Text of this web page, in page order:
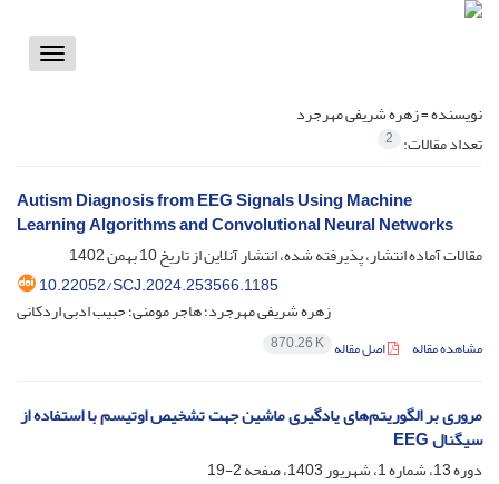
Toggle
نویسنده =زهره شریفی مهرجرد
تعداد مقالات: 2
Autism Diagnosis from EEG Signals Using Machine
Learning Algorithms and Convolutional Neural Networks
مقالات آماده انتشار، پذیرفته شده، انتشار آنلاین از تاریخ10 بهمن 1402
10.22052/SCJ.2024.253566.1185
زهره شریفی مهرجرد؛ هاجر مومنی؛ حبیب ادبی اردکانی
مشاهده مقاله اصل مقاله 870.26 K
مروری بر الگوریتم‌های یادگیری ماشین جهت تشخیص اوتیسم با استفاده از
سیگنال EEG
دوره 13، شماره 1، شهریور 1403، صفحه
2-19